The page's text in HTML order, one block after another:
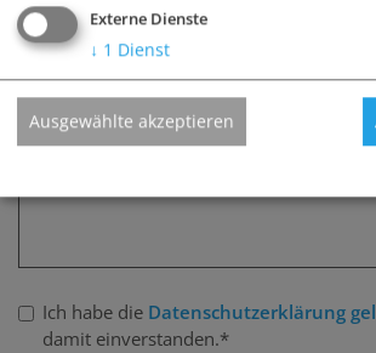
Anhang (max. 10 MB)
Nachricht*
Ich habe die Datenschutzerklärung
damit einverstanden.*
Externe Dienste
↓ 1 Dienst
Ausgewählte akzeptieren